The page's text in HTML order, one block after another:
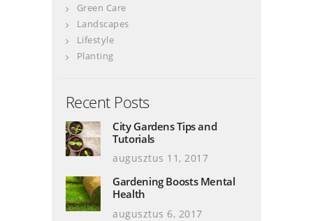
Green Care
Landscapes
Lifestyle
Planting
Recent Posts
City Gardens Tips and
Tutorials
augusztus 11, 2017
Gardening Boosts Mental
Health
augusztus 6, 2017